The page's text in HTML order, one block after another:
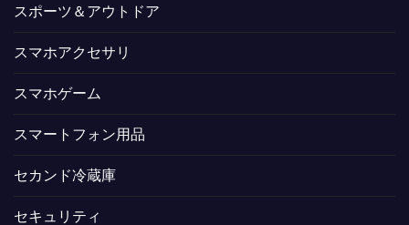
スポーツ＆アウトドア
スマホアクセサリ
スマホゲーム
スマートフォン用品
セカンド冷蔵庫
セキュリティ